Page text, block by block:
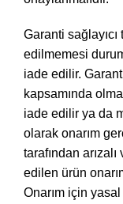
Garanti
edilmemesi
iade edilir.
kapsamında
iade edilir ya da
olarak onarım
tarafından
edilen ürün
Onarım için